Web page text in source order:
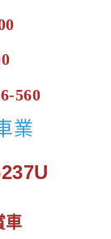
560
業
車